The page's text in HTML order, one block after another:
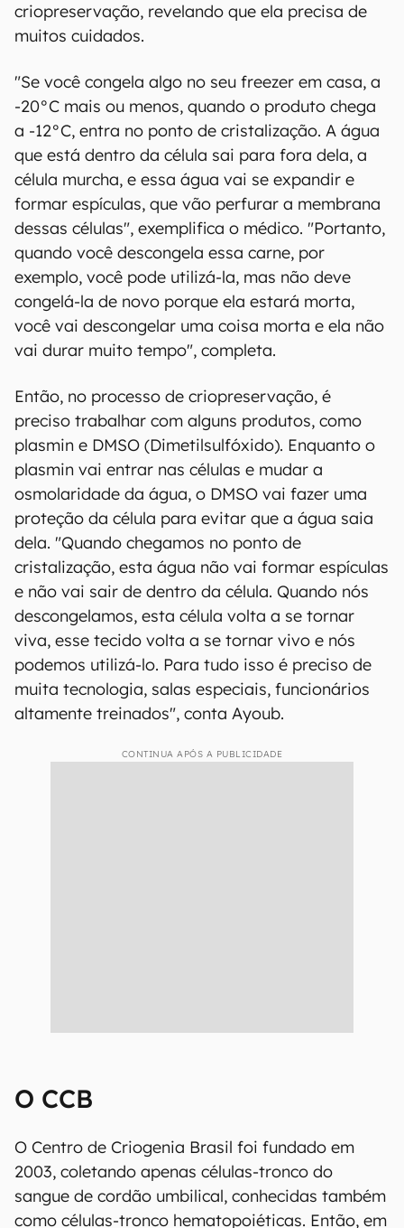
criopreservação, revelando que ela precisa de
muitos cuidados.
"Se você congela algo no seu freezer em casa, a
-20°C mais ou menos, quando o produto chega
a -12°C, entra no ponto de cristalização. A água
que está dentro da célula sai para fora dela, a
célula murcha, e essa água vai se expandir e
formar espículas, que vão perfurar a membrana
dessas células", exemplifica o médico. "Portanto,
quando você descongela essa carne, por
exemplo, você pode utilizá-la, mas não deve
congelá-la de novo porque ela estará morta,
você vai descongelar uma coisa morta e ela não
vai durar muito tempo", completa.
Então, no processo de criopreservação, é
preciso trabalhar com alguns produtos, como
plasmin e DMSO (Dimetilsulfóxido). Enquanto o
plasmin vai entrar nas células e mudar a
osmolaridade da água, o DMSO vai fazer uma
proteção da célula para evitar que a água saia
dela. "Quando chegamos no ponto de
cristalização, esta água não vai formar espículas
e não vai sair de dentro da célula. Quando nós
descongelamos, esta célula volta a se tornar
viva, esse tecido volta a se tornar vivo e nós
podemos utilizá-lo. Para tudo isso é preciso de
muita tecnologia, salas especiais, funcionários
altamente treinados", conta Ayoub.
CONTINUA APÓS A PUBLICIDADE
O CCB
O Centro de Criogenia Brasil foi fundado em
2003, coletando apenas células-tronco do
sangue de cordão umbilical, conhecidas também
como células-tronco hematopoiéticas. Então, em